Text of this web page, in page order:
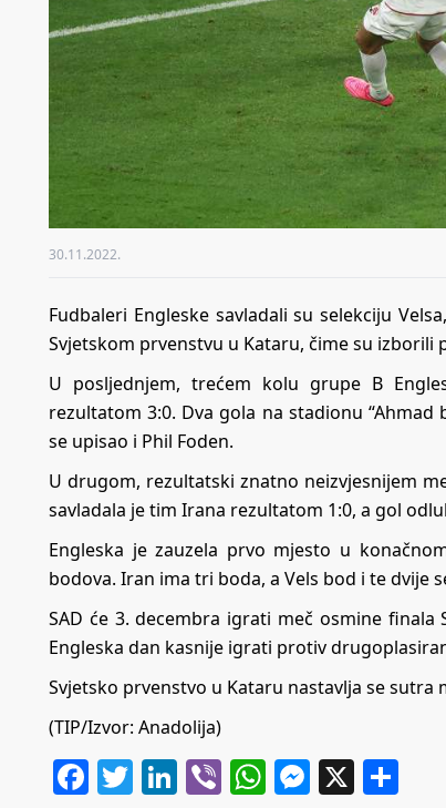
30.11.2022.
Fudbaleri Engleske savladali su selekciju
Svjetskom prvenstvu u Kataru, čime su izborili
U posljednjem, trećem kolu grupe B
rezultatom 3:0. Dva gola na stadionu
se upisao i Phil Foden.
U drugom, rezultatski znatno neizvjesnijem
savladala je tim Irana rezultatom 1:0, a gol
Engleska je zauzela prvo mjesto u
bodova. Iran ima tri boda, a Vels bod i te dvije
SAD će 3. decembra igrati meč osmine
Engleska dan kasnije igrati protiv
Svjetsko prvenstvo u Kataru nastavlja se sutra
(TIP/Izvor: Anadolija)
Facebook
Twitter
LinkedIn
ViberWhatsApp
X